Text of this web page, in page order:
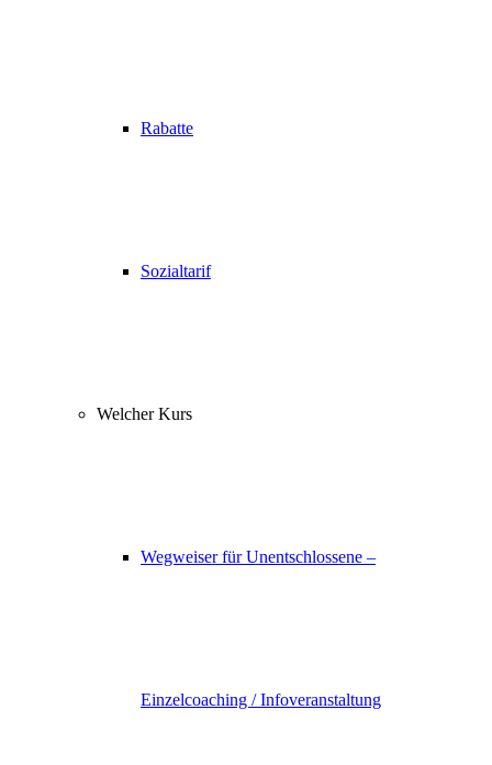
Rabatte
Sozialtarif
Welcher Kurs
Wegweiser für Unentschlossene –
Einzelcoaching / Infoveranstaltung